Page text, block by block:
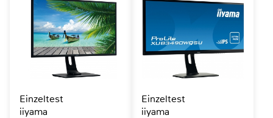
Einzeltest
iiyama
Einzeltest
iiyama